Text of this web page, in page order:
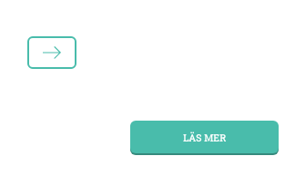
LÄS MER
LÄS MER